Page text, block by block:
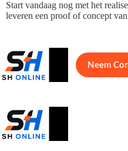
Ga
naar
Start vandaag nog met het
leveren een proof of concept
Home
Neem